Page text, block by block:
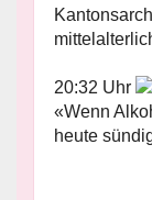
20:32 Uhr
«Wenn
heute